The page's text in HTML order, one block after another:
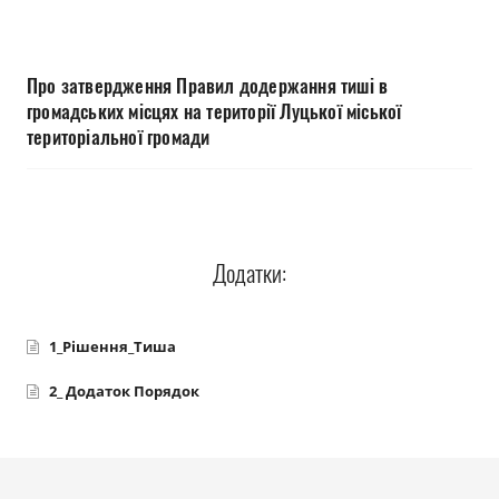
Документи
Про затвердження Правил додержання тиші в
громадських місцях на території Луцької міської
територіальної громади
Додатки:
1_Рішення_Тиша
2_ Додаток Порядок